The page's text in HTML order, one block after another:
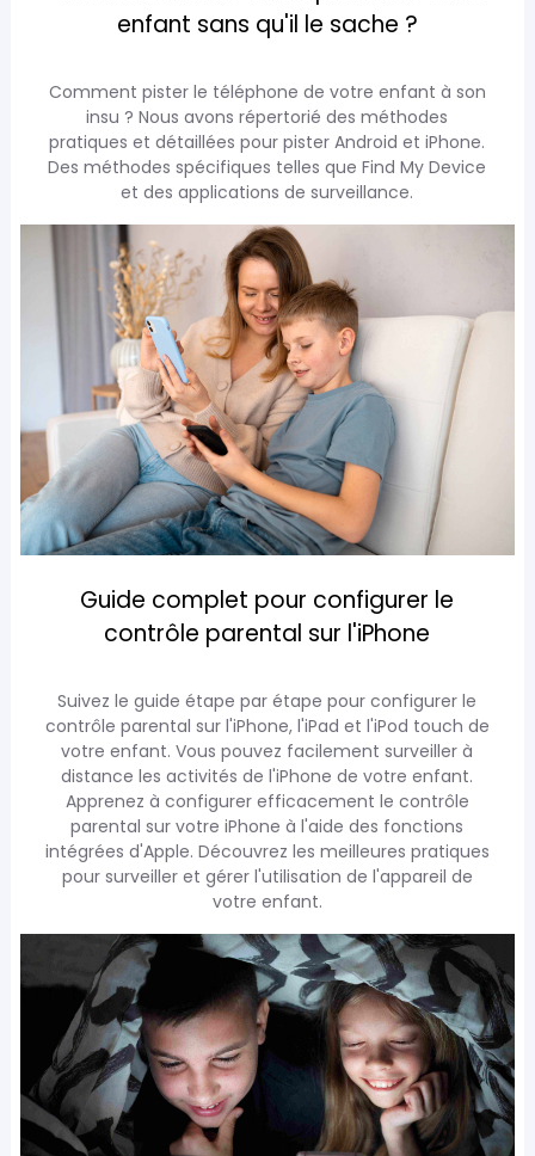
enfant sans qu'il le sache ?
Comment pister le téléphone de votre enfant à son
insu ? Nous avons répertorié des méthodes
pratiques et détaillées pour pister Android et iPhone.
Des méthodes spécifiques telles que Find My Device
et des applications de surveillance.
Guide complet pour configurer le
contrôle parental sur l'iPhone
Suivez le guide étape par étape pour configurer le
contrôle parental sur l'iPhone, l'iPad et l'iPod touch de
votre enfant. Vous pouvez facilement surveiller à
distance les activités de l'iPhone de votre enfant.
Apprenez à configurer efficacement le contrôle
parental sur votre iPhone à l'aide des fonctions
intégrées d'Apple. Découvrez les meilleures pratiques
pour surveiller et gérer l'utilisation de l'appareil de
votre enfant.